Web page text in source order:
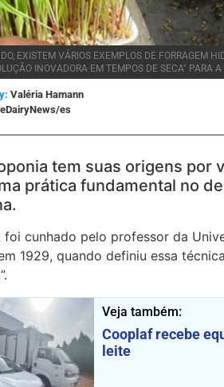
EXISTEM VÁRIOS EXEMPLOS DE FORRAGEM
INOVADORA EM TEMPOS DE SECA" PARA A
Valéria Hamann
eDairyNews/es
tem suas origens por
prática fundamental no
foi cunhado pelo professor da
1929, quando definiu essa
Veja também:
Cooplaf recebe
leite